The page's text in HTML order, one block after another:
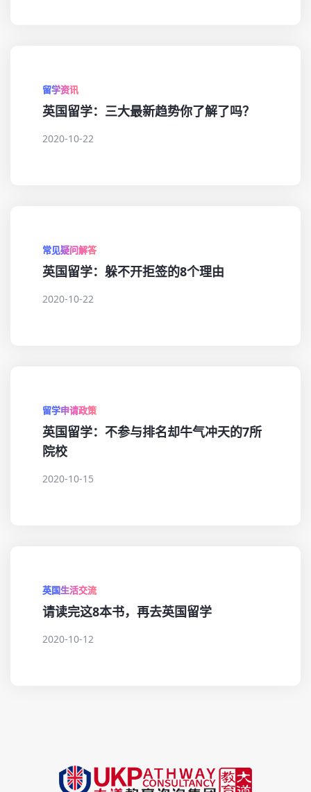
留学资讯
英国留学：三大最新趋势你了解了吗？
2020-10-22
常见疑问解答
英国留学：躲不开拒签的8个理由
2020-10-22
留学申请政策
英国留学：不参与排名却牛气冲天的7所
院校
2020-10-15
英国生活交流
请读完这8本书，再去英国留学
2020-10-12